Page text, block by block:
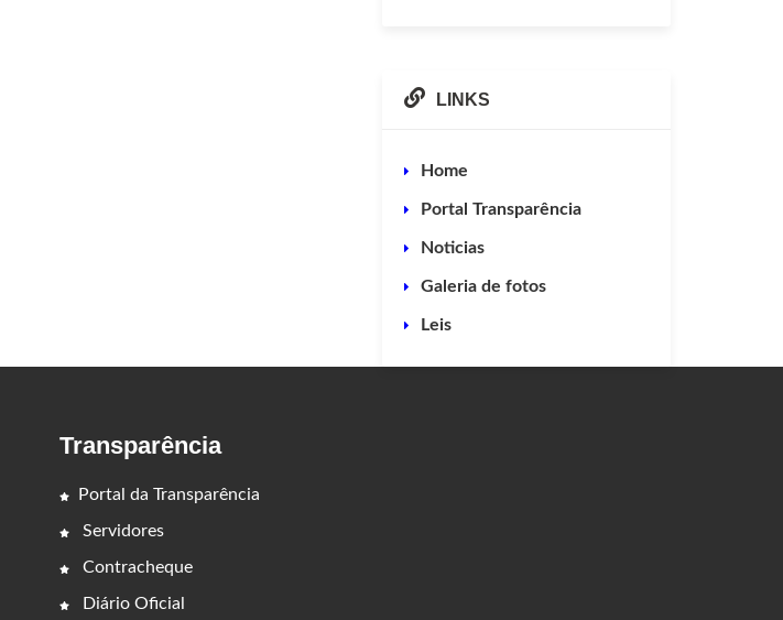
LINKS
Home
Portal Transparência
Noticias
Galeria de fotos
Leis
Transparência
Portal da Transparência
Servidores
Contracheque
Diário Oficial